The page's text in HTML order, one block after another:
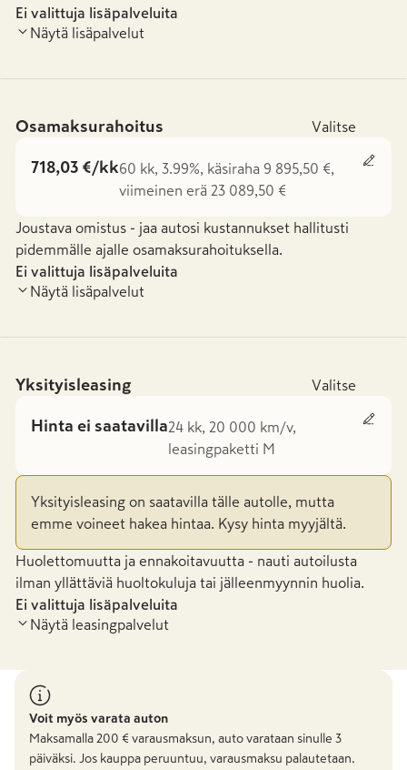
Ei valittuja lisäpalveluita
Näytä lisäpalvelut
Osamaksurahoitus Valitse
718,03 €/kk60 kk, 3.99%, käsiraha 9 895,50 €,
viimeinen erä 23 089,50 €
Joustava omistus - jaa autosi kustannukset hallitusti
pidemmälle ajalle osamaksurahoituksella.
Ei valittuja lisäpalveluita
Näytä lisäpalvelut
Yksityisleasing Valitse
Hinta ei saatavilla24 kk, 20 000 km/v,
leasingpaketti M
Yksityisleasing on saatavilla tälle autolle, mutta
emme voineet hakea hintaa. Kysy hinta myyjältä.
Huolettomuutta ja ennakoitavuutta - nauti autoilusta
ilman yllättäviä huoltokuluja tai jälleenmyynnin huolia.
Ei valittuja lisäpalveluita
Näytä leasingpalvelut
Voit myös varata auton
Maksamalla 200 € varausmaksun, auto varataan sinulle 3
päiväksi. Jos kauppa peruuntuu, varausmaksu palautetaan.